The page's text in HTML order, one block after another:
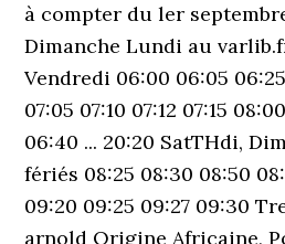
à compter du ler
Dimanche Lundi au
Vendredi 06:00 06:05
07:05 07:10 07:12 07:15
06:40 ... 20:20 SatTHdi,
fériés 08:25 08:30 08:50
09:20 09:25 09:27 09:30
arnold Origine Africaine,